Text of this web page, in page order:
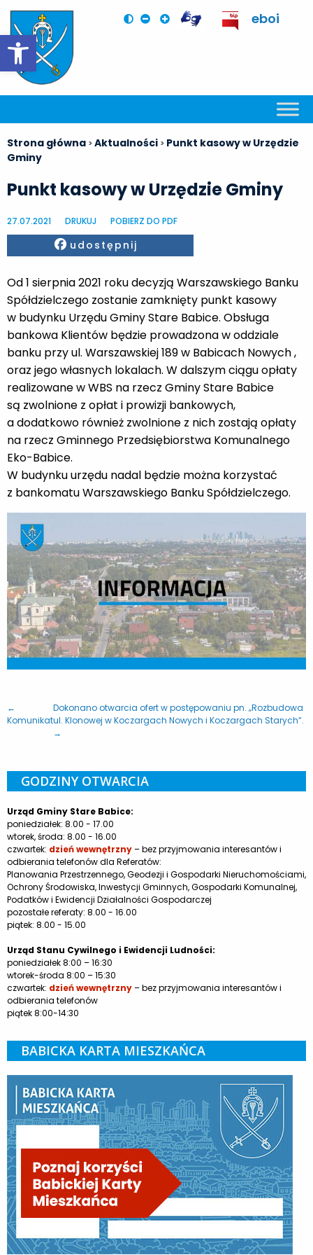
Otwórz pasek narzędzi
eboi
Strona główna >Aktualności > Punkt kasowy w Urzędzie
Gminy
Punkt kasowy w Urzędzie Gminy
27.07.2021 DRUKUJ POBIERZ DO PDF
Facebook
udostępnij
Od 1 sierpnia 2021 roku decyzją Warszawskiego Banku
Spółdzielczego zostanie zamknięty punkt kasowy
w budynku Urzędu Gminy Stare Babice. Obsługa
bankowa Klientów będzie prowadzona w oddziale
banku przy ul. Warszawskiej 189 w Babicach Nowych ,
oraz jego własnych lokalach. W dalszym ciągu opłaty
realizowane w WBS na rzecz Gminy Stare Babice
są zwolnione z opłat i prowizji bankowych,
a dodatkowo również zwolnione z nich zostają opłaty
na rzecz Gminnego Przedsiębiorstwa Komunalnego
Eko-Babice.
W budynku urzędu nadal będzie można korzystać
z bankomatu Warszawskiego Banku Spółdzielczego.
←
Komunikat
Dokonano otwarcia ofert w postępowaniu pn. „Rozbudowa
ul. Klonowej w Koczargach Nowych i Koczargach Starych”.
→
GODZINY OTWARCIA
Urząd Gminy Stare Babice:
poniedziałek: 8.00 - 17.00
wtorek, środa: 8.00 - 16.00
czwartek: dzień wewnętrzny– bez przyjmowania interesantów i
odbierania telefonów dla Referatów:
Planowania Przestrzennego, Geodezji i Gospodarki Nieruchomościami,
Ochrony Środowiska, Inwestycji Gminnych, Gospodarki Komunalnej,
Podatków i Ewidencji Działalności Gospodarczej
pozostałe referaty: 8.00 - 16.00
piątek: 8.00 - 15.00
Urząd Stanu Cywilnego i Ewidencji Ludności:
poniedziałek 8:00 – 16:30
wtorek-środa 8:00 – 15:30
czwartek: dzień wewnętrzny– bez przyjmowania interesantów i
odbierania telefonów
piątek 8:00-14:30
BABICKA KARTA MIESZKAŃCA